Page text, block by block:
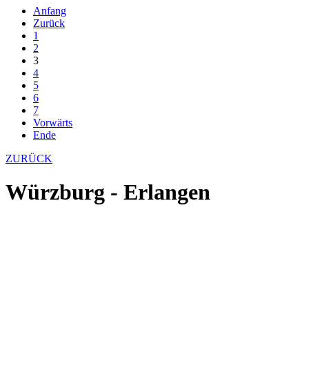
Anfang
Zurück
1
2
3
4
5
6
7
Vorwärts
Ende
ZURÜCK
Würzburg - Erlangen